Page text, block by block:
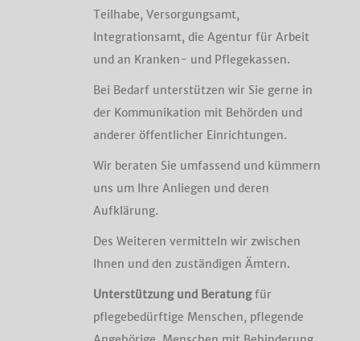
Teilhabe, Versorgungsamt,
Integrationsamt, die Agentur für Arbeit
und an Kranken- und Pflegekassen.
Bei Bedarf unterstützen wir Sie gerne in
der Kommunikation mit Behörden und
anderer öffentlicher Einrichtungen.
Wir beraten Sie umfassend und kümmern
uns um Ihre Anliegen und deren
Aufklärung.
Des Weiteren vermitteln wir zwischen
Ihnen und den zuständigen Ämtern.
Unterstützung und Beratungfür
pflegebedürftige Menschen, pflegende